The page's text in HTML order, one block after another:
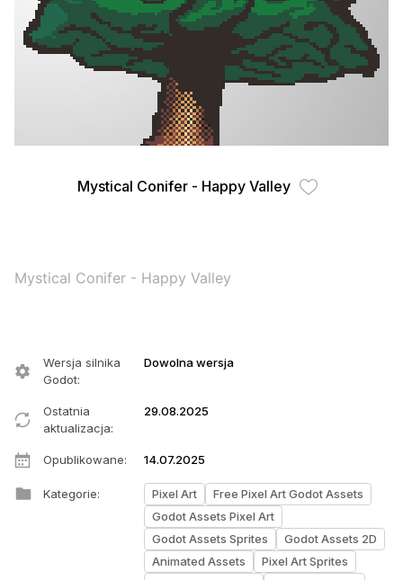
Mystical Conifer - Happy Valley
Mystical Conifer - Happy Valley
Wersja silnika
Godot:
Dowolna wersja
Ostatnia
aktualizacja:
29.08.2025
Opublikowane: 14.07.2025
Kategorie: Pixel Art
Free Pixel Art Godot Assets
Godot Assets Pixel Art
Godot Assets Sprites
Godot Assets 2D
Animated Assets
Pixel Art Sprites